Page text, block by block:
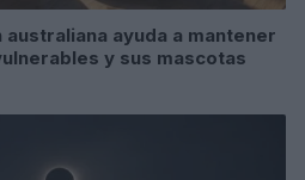
ayuda a mantener
y sus mascotas